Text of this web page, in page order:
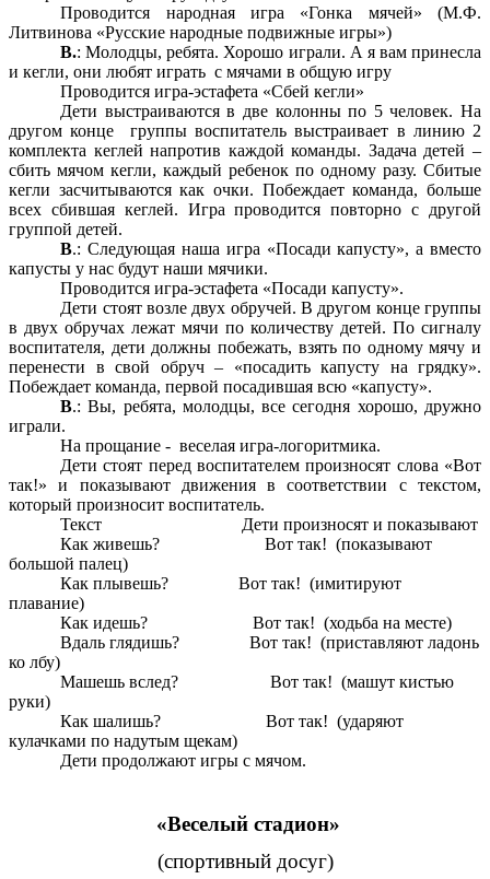
Проводится народная игра «Гонка мячей» (М.Ф.
Литвинова «Русские народные подвижные игры»)
В.: Молодцы, ребята. Хорошо играли. А я вам принесла
и кегли, они любят играть с мячами в общую игру
Проводится игра-эстафета «Сбей кегли»
Дети выстраиваются в две колонны по 5 человек. На
другом конце группы воспитатель выстраивает в линию 2
комплекта кеглей напротив каждой команды. Задача детей –
сбить мячом кегли, каждый ребенок по одному разу. Сбитые
кегли засчитываются как очки. Побеждает команда, больше
всех сбившая кеглей. Игра проводится повторно с другой
группой детей.
В.: Следующая наша игра «Посади капусту», а вместо
капусты у нас будут наши мячики.
Проводится игра-эстафета «Посади капусту».
Дети стоят возле двух обручей. В другом конце группы
в двух обручах лежат мячи по количеству детей. По сигналу
воспитателя, дети должны побежать, взять по одному мячу и
перенести в свой обруч – «посадить капусту на грядку».
Побеждает команда, первой посадившая всю «капусту».
В.: Вы, ребята, молодцы, все сегодня хорошо, дружно
играли.
На прощание - веселая игра-логоритмика.
Дети стоят перед воспитателем произносят слова «Вот
так!» и показывают движения в соответствии с текстом,
который произносит воспитатель.
Текст Дети произносят и показывают
Как живешь? Вот так! (показывают
большой палец)
Как плывешь? Вот так! (имитируют
плавание)
Как идешь? Вот так! (ходьба на месте)
Вдаль глядишь? Вот так! (приставляют ладонь
ко лбу)
Машешь вслед? Вот так! (машут кистью
руки)
Как шалишь? Вот так! (ударяют
кулачками по надутым щекам)
Дети продолжают игры с мячом.
«Веселый стадион»
(спортивный досуг)